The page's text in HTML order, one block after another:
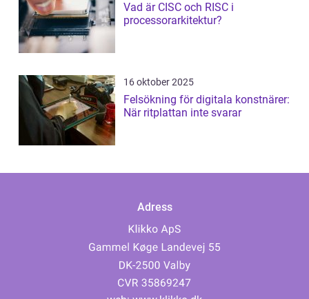
Vad är CISC och RISC i
processorarkitektur?
16 oktober 2025
Felsökning för digitala konstnärer:
När ritplattan inte svarar
Adress